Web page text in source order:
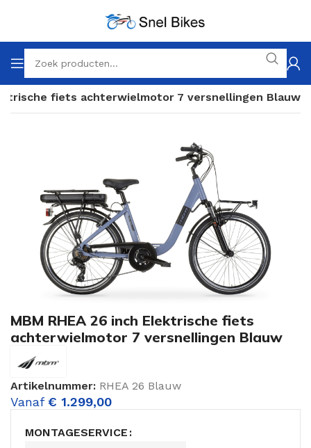
fiets achterwielmotor 7 versnellingen Blauw
MBM RHEA 26 inch Elektrische fiets
achterwielmotor 7 versnellingen Blauw
Artikelnummer: RHEA 26 Blauw
Vanaf € 1.299,00
MONTAGESERVICE